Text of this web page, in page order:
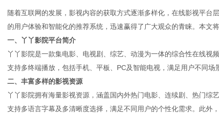
随着互联网的发展，影视内容的获取方式逐渐多样化，在线影视平台
的用户体验和智能化的推荐系统，迅速赢得了广大观众的青睐。本文
一、丫丫影院平台简介
丫丫影院是一款集电影、电视剧、综艺、动漫为一体的综合性在线视
支持多终端播放，包括手机、平板、PC及智能电视，满足用户不同场
二、丰富多样的影视资源
丫丫影院拥有海量影视资源，涵盖国内外热门电影、连续剧、热门综
支持多语言字幕及多清晰度选择，满足不同用户的个性化需求。此外